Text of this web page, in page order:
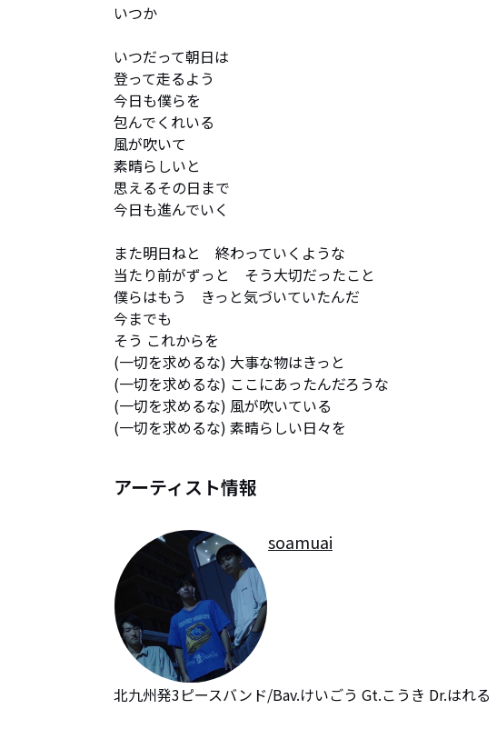
いつか
いつだって朝日は
登って走るよう
今日も僕らを
包んでくれいる
風が吹いて
素晴らしいと
思えるその日まで
今日も進んでいく
また明日ねと　終わっていくような
当たり前がずっと　そう大切だったこと
僕らはもう　きっと気づいていたんだ
今までも
そう これからを
(一切を求めるな) 大事な物はきっと
(一切を求めるな) ここにあったんだろうな
(一切を求めるな) 風が吹いている
(一切を求めるな) 素晴らしい日々を
アーティスト情報
soamuai
北九州発3ピースバンド/Bav.けいごう Gt.こうき Dr.はれる